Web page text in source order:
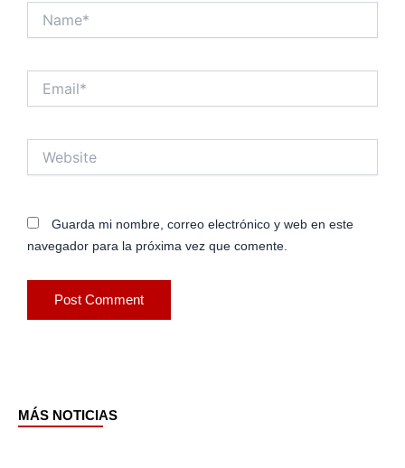
Guarda mi nombre, correo electrónico y web en este
navegador para la próxima vez que comente.
MÁS NOTICIAS